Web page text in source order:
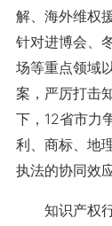
解、海外维权
针对进博会、
场等重点领域
案，严厉打击
下，12省市力
利、商标、地
执法的协同效应
知识产权行